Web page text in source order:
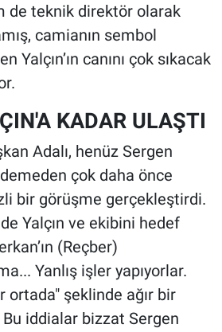
de teknik direktör olarak
camianın sembol
Yalçın’ın canını çok sıkacak
KADAR ULAŞTI
Adalı, henüz Sergen
çok daha önce
bir görüşme gerçekleştirdi.
Yalçın ve ekibini hedef
(Reçber)
Yanlış işler yapıyorlar.
ortada" şeklinde ağır bir
iddialar bizzat Sergen